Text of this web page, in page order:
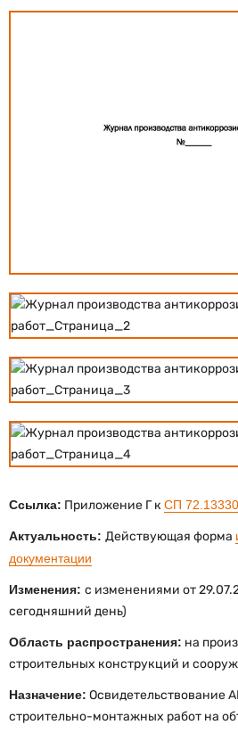
Ссылка: Приложение Г к СП
Актуальность: Действующая форма
документации
Изменения: с изменениями от
сегодняшний день)
Область распространения: на
строительных конструкций и
Назначение: Освидетельствование
строительно-монтажных работ на